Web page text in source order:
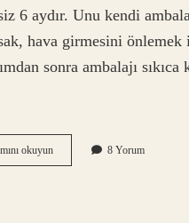
6 aydır. Unu kendi
hava girmesini
sonra ambalajı sıkıca
okuyunBöceklenmiş
Un
8 Yorum